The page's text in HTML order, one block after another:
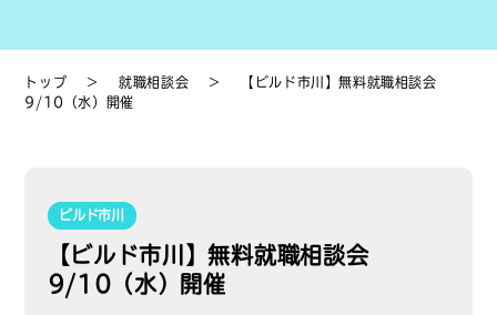
トップ ＞就職相談会 ＞
【ビルド市川】無料就職相談会
9/10（水）開催
ビルド市川
【ビルド市川】無料就職相談会
9/10（水）開催